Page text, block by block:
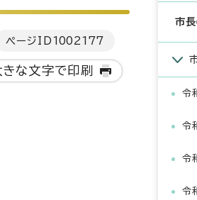
ページID 1002177
きな文字で印刷
市
令
令
令
令